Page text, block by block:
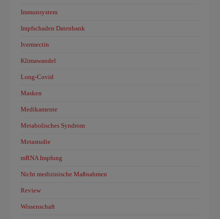
Immunsystem
Impfschaden Datenbank
Ivermectin
Klimawandel
Long-Covid
Masken
Medikamente
Metabolisches Syndrom
Metastudie
mRNA Impfung
Nicht medizinische Maßnahmen
Review
Wissenschaft